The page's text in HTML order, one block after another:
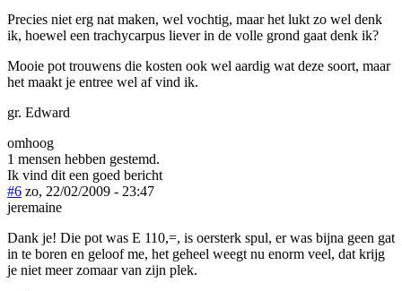
Precies niet erg nat maken, wel vochtig, maar het lukt zo wel denk
ik, hoewel een trachycarpus liever in de volle grond gaat denk ik?
Mooie pot trouwens die kosten ook wel aardig wat deze soort, maar
het maakt je entree wel af vind ik.
gr. Edward
omhoog
1 mensen hebben gestemd.
Ik vind dit een goed bericht
#6 zo, 22/02/2009 - 23:47
jeremaine
Dank je! Die pot was E 110,=, is oersterk spul, er was bijna geen gat
in te boren en geloof me, het geheel weegt nu enorm veel, dat krijg
je niet meer zomaar van zijn plek.